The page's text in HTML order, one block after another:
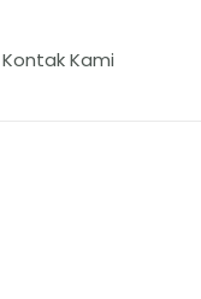
Kontak Kami